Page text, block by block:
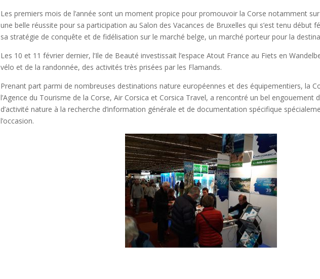
Les premiers mois de l’année sont un moment propice pour promouvoir la Corse notamment sur
une belle réussite pour sa participation au Salon des Vacances de Bruxelles qui s’est tenu début
sa stratégie de conquête et de fidélisation sur le marché belge, un marché porteur pour la
Les 10 et 11 février dernier, l’Ile de Beauté investissait l’espace Atout France au Fiets en
vélo et de la randonnée, des activités très prisées par les Flamands.
Prenant part parmi de nombreuses destinations nature européennes et des équipementiers, la
l’Agence du Tourisme de la Corse, Air Corsica et Corsica Travel, a rencontré un bel engouement
d’activité nature à la recherche d’information générale et de documentation spécifique
l’occasion.